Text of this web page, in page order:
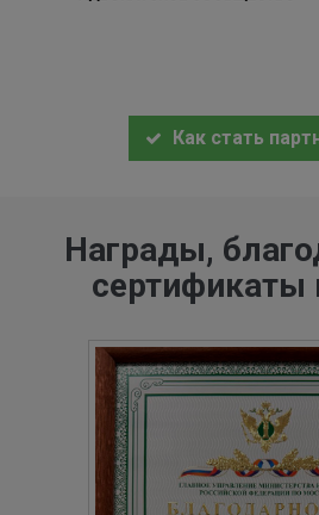
Как стать
Награды,
сертификаты